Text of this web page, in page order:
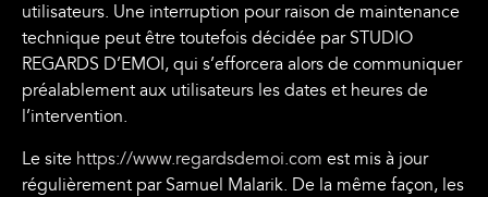
utilisateurs. Une interruption pour raison de maintenance
technique peut être toutefois décidée par STUDIO
REGARDS D’EMOI, qui s’efforcera alors de communiquer
préalablement aux utilisateurs les dates et heures de
l’intervention.
Le site https://www.regardsdemoi.com est mis à jour
régulièrement par Samuel Malarik. De la même façon, les